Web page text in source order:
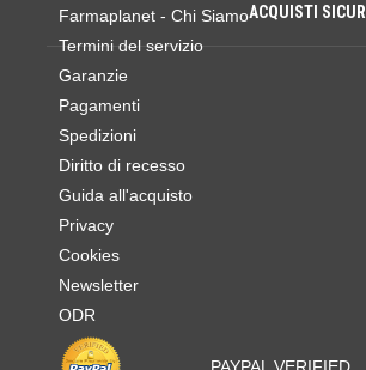
Farmaplanet - Chi Siamo
Termini del servizio
Garanzie
Pagamenti
Spedizioni
Diritto di recesso
Guida all'acquisto
Privacy
Cookies
Newsletter
ODR
ACQUISTI SICURI